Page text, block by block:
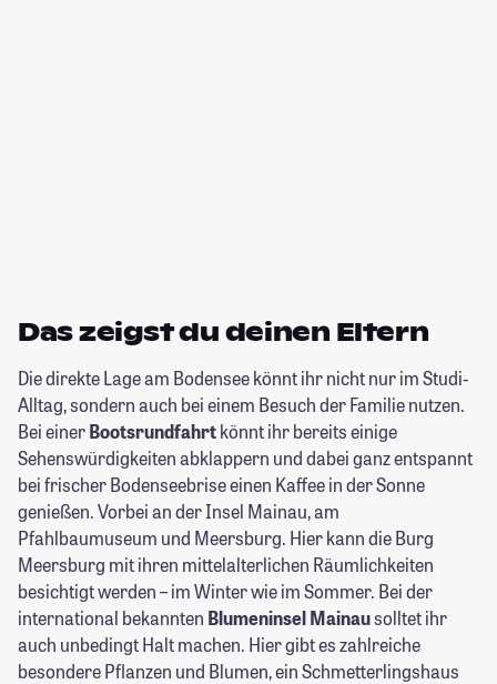
Das zeigst du deinen Eltern
Die direkte Lage am Bodensee könnt ihr nicht nur im Studi-
Alltag, sondern auch bei einem Besuch der Familie nutzen.
Bei einerBootsrundfahrtkönnt ihr bereits einige
Sehenswürdigkeiten abklappern und dabei ganz entspannt
bei frischer Bodenseebrise einen Kaffee in der Sonne
genießen. Vorbei an der Insel Mainau, am
Pfahlbaumuseum und Meersburg. Hier kann die Burg
Meersburg mit ihren mittelalterlichen Räumlichkeiten
besichtigt werden – im Winter wie im Sommer. Bei der
international bekannten Blumeninsel Mainausolltet ihr
auch unbedingt Halt machen. Hier gibt es zahlreiche
besondere Pflanzen und Blumen, ein Schmetterlingshaus